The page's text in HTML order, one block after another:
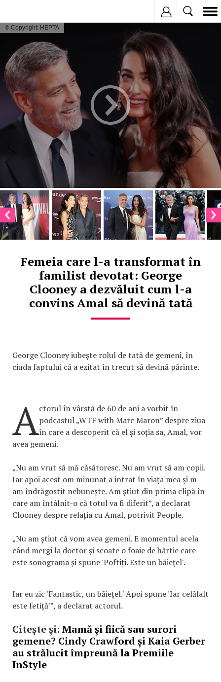
© Copyright: HEPTA
Femeia care l-a transformat în
familist devotat: George
Clooney a dezvăluit cum l-a
convins Amal să devină tată
George Clooney iubește rolul de tată de gemeni, în
ciuda faptului că a ezitat în trecut să devină părinte.
Actorul în vârstă de 60 de ani a vorbit în
podcastul „WTF with Marc Maron” despre ziua
în care a descoperit că el și soția sa, Amal, vor
avea gemeni.
„Nu am vrut să mă căsătoresc. Nu am vrut să am copii.
Iar apoi acest om minunat a intrat în viața mea și m-
am îndrăgostit nebunește. Am știut din prima clipă în
care am întâlnit-o că totul va fi diferit”, a declarat
Clooney despre relația cu Amal, potrivit People.
„Nu am știut că vom avea gemeni. E momentul acela
când mergi la doctor și scoate o foaie de hârtie care
este sonograma și spune 'Poftiți. Este un băiețel'.
Iar eu zic 'Fantastic, un băiețel.' Apoi spune 'Iar celălalt
este fetiță'”, a declarat actorul.
Citește și: Mamă și fiică sau surori
gemene? Cindy Crawford și Kaia Gerber
au strălucit împreună la Premiile
InStyle